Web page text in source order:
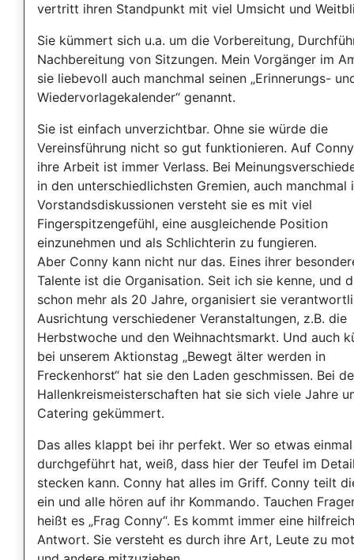
vertritt ihren Standpunkt mit viel Umsicht und
Sie kümmert sich u.a. um die Vorbereitung,
Nachbereitung von Sitzungen. Mein Vorgänger im
sie liebevoll auch manchmal seinen „Erinnerungs-
Wiedervorlagekalender“ genannt.
Sie ist einfach unverzichtbar. Ohne sie würde die
Vereinsführung nicht so gut funktionieren. Auf
ihre Arbeit ist immer Verlass. Bei
in den unterschiedlichsten Gremien, auch manchmal
Vorstandsdiskussionen versteht sie es mit viel
Fingerspitzengefühl, eine ausgleichende Position
einzunehmen und als Schlichterin zu fungieren.
Aber Conny kann nicht nur das. Eines ihrer
Talente ist die Organisation. Seit ich sie kenne, und
schon mehr als 20 Jahre, organisiert sie
Ausrichtung verschiedener Veranstaltungen, z.B. die
Herbstwoche und den Weihnachtsmarkt. Und auch
bei unserem Aktionstag „Bewegt älter werden in
Freckenhorst“ hat sie den Laden geschmissen. Bei
Hallenkreismeisterschaften hat sie sich viele Jahre
Catering gekümmert.
Das alles klappt bei ihr perfekt. Wer so etwas einmal
durchgeführt hat, weiß, dass hier der Teufel im
stecken kann. Conny hat alles im Griff. Conny teilt
ein und alle hören auf ihr Kommando. Tauchen
heißt es „Frag Conny“. Es kommt immer eine
Antwort. Sie versteht es durch ihre Art, Leute zu